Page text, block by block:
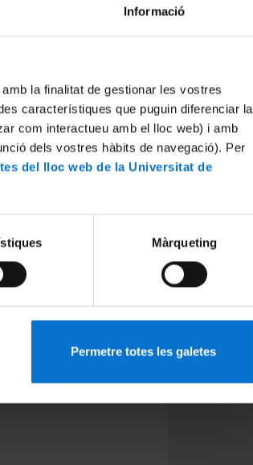
Informació
la finalitat de gestionar les vostres
característiques que puguin diferenciar la
com interactueu amb el lloc web) i amb
dels vostres hàbits de navegació). Per
del lloc web de la Universitat de
Màrqueting
Permetre totes les galetes
PEU 3